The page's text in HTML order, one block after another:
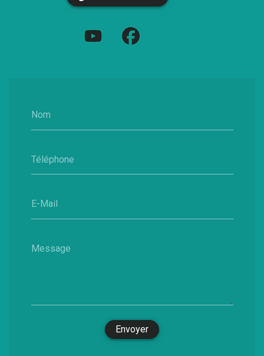
Nom
Téléphone
E-Mail
Message
Envoyer